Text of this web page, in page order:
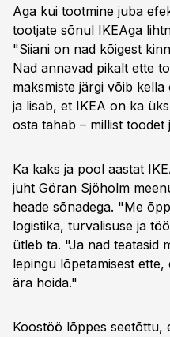
Aga kui tootmine juba
tootjate sõnul IKEAga
"Siiani on nad kõigest
Nad annavad pikalt ette
maksmiste järgi võib
ja lisab, et IKEA on ka
osta tahab – millist toodet
Ka kaks ja pool aastat
juht Göran Sjöholm
heade sõnadega. "Me
logistika, turvalisuse ja
ütleb ta. "Ja nad teatasid
lepingu lõpetamisest
ära hoida."
Koostöö lõppes seetõttu,